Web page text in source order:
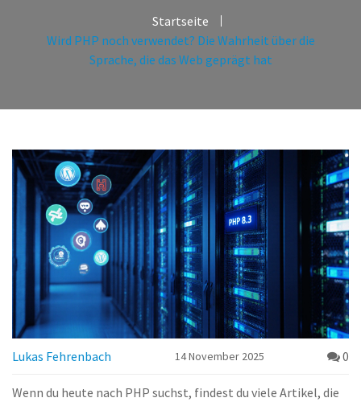
Startseite
Wird PHP noch verwendet? Die Wahrheit über die
Sprache, die das Web geprägt hat
Lukas Fehrenbach 14 November 2025 0
Wenn du heute nach PHP suchst, findest du viele Artikel, die